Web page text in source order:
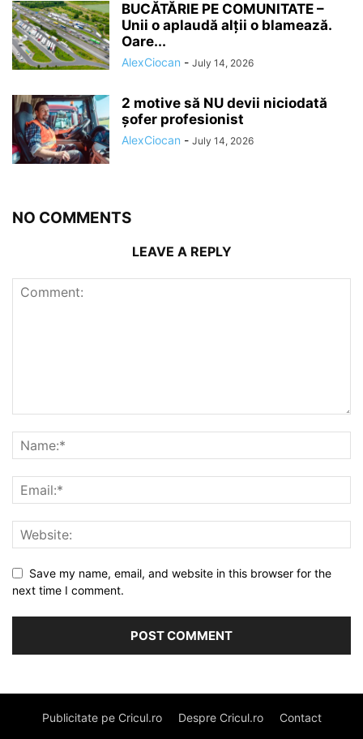
BUCĂTĂRIE PE COMUNITATE –
Unii o aplaudă alții o blamează.
Oare...
AlexCiocan - July 14, 2026
2 motive să NU devii niciodată
șofer profesionist
AlexCiocan - July 14, 2026
NO COMMENTS
LEAVE A REPLY
Save my name, email, and website in this browser for the
next time I comment.
Publicitate pe Cricul.ro Despre Cricul.ro Contact